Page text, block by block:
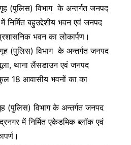
(पुलिस) विभाग के अन्तर्गत जनपद
बहुउद्देशीय भवन एवं जनपद
भवन का लोकार्पण।
(पुलिस) विभाग के अन्तर्गत जनपद
थाना लैंसडाउन एवं जनपद
18 आवासीय भवनों का का
(पुलिस) विभाग के अन्तर्गत जनपद
में निर्मित एकेडमिक ब्लॉक एवं